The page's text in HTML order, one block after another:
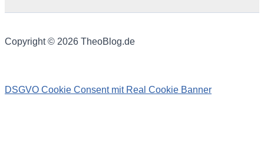
Copyright © 2026 TheoBlog.de
DSGVO Cookie Consent mit Real Cookie Banner